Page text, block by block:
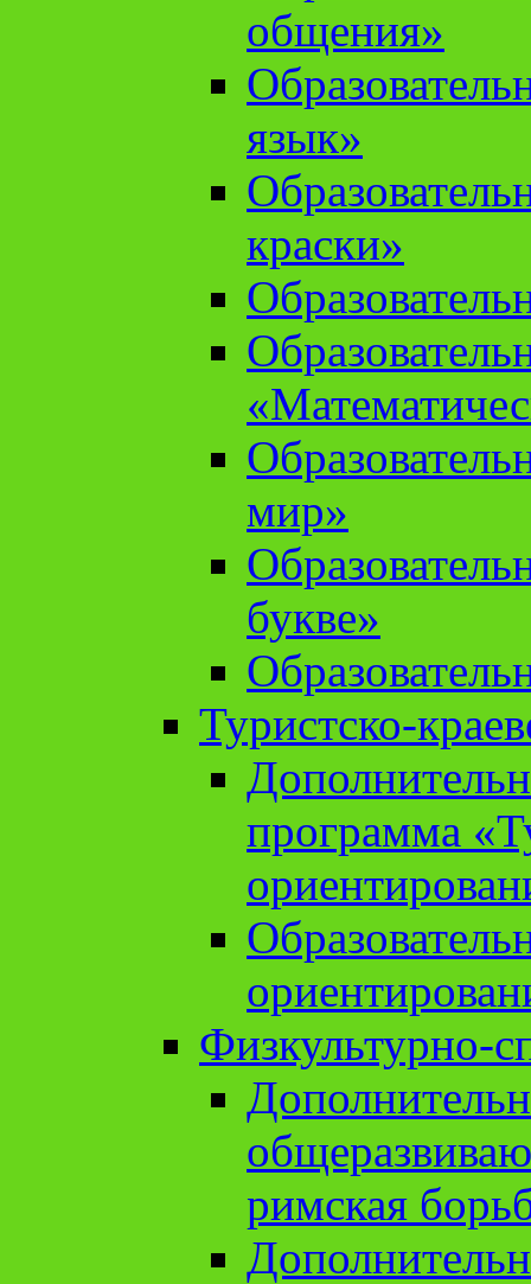
общения»
язык»
краски»
мир»
букве»
Туристско-
программа
Физкультурно-
римская